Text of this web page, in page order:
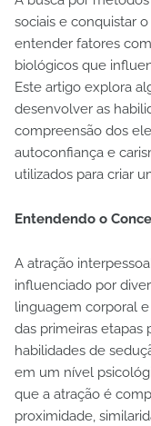
sociais e conquistar
entender fatores
biológicos que
Este artigo explora
desenvolver as
compreensão dos
autoconfiança e
utilizados para criar
Entendendo o
A atração
influenciado por
linguagem corporal
das primeiras etapas
habilidades de
em um nível
que a atração é
proximidade,